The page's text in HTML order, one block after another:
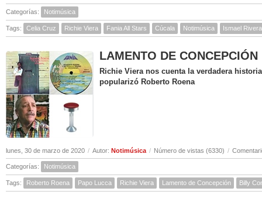
Categorías: Notimúsica
Tags: Celia Cruz Richie Viera Fania All Stars Cúcala Notimúsica Ismael Rivera
LAMENTO DE
Richie Viera nos cuenta la verdadera
popularizó Roberto Roena
lunes, 30 de marzo de 2020 / Autor: Notimúsica / Número de vistas (6330) /
Categorías: Notimúsica
Tags: Roberto Roena Papo Lucca Richie Viera Lamento de Concepción Billy